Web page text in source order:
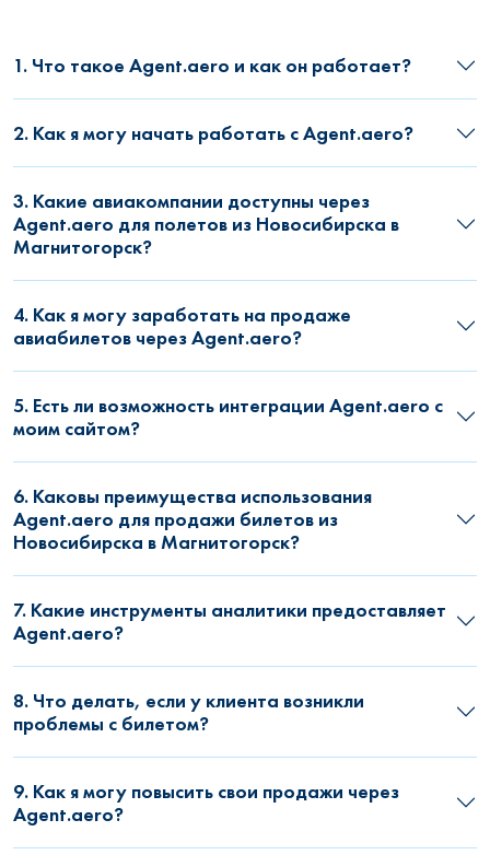
1. Что такое Agent.aero и как он работает?
2. Как я могу начать работать с Agent.aero?
3. Какие авиакомпании доступны через
Agent.aero для полетов из Новосибирска в
Магнитогорск?
4. Как я могу заработать на продаже
авиабилетов через Agent.aero?
5. Есть ли возможность интеграции Agent.aero с
моим сайтом?
6. Каковы преимущества использования
Agent.aero для продажи билетов из
Новосибирска в Магнитогорск?
7. Какие инструменты аналитики предоставляет
Agent.aero?
8. Что делать, если у клиента возникли
проблемы с билетом?
9. Как я могу повысить свои продажи через
Agent.aero?